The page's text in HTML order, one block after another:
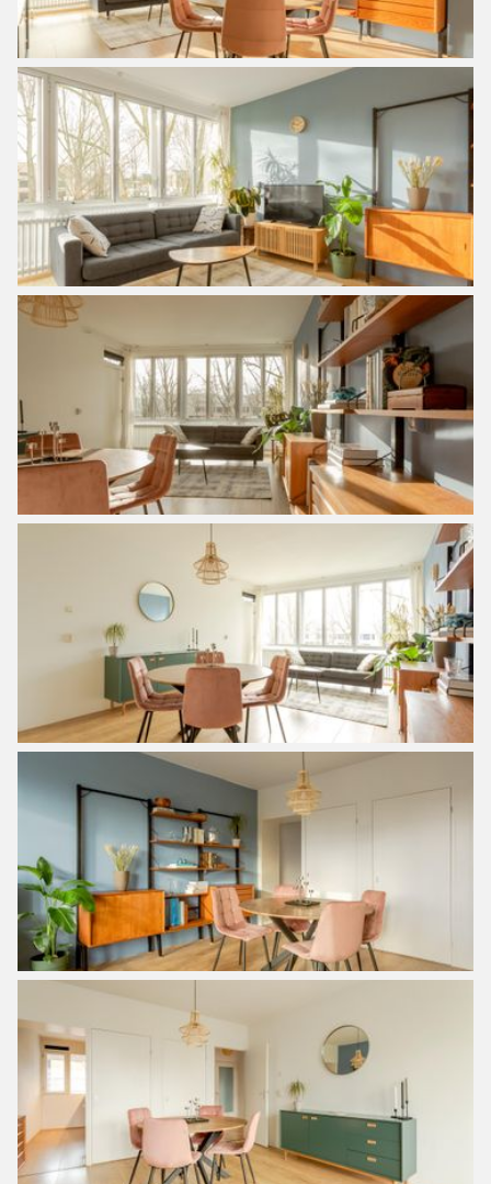
– Bijdrage VvE is momenteel €141,39
– Erfpacht eeuwigdurend afgekocht (er hoeft nooit meer
erfpacht betaald te worden)
– Oplevering in overleg
*****
Living in a fantastic apartment with an unobstructed view
of greenery and the water, which has a practical layout and
is neatly finished, is possible in this fine 3-room apartment
of approximately 70 m² in Amsterdam Noord. Located in
the recently renovated ‘Plan van Gool’ on the perfect spot
between greenery. Near the North-South line. It is an
apartment with a spacious and sunny living room with
modern semi-open kitchen (from 2021), good-sized
bedrooms and a nice balcony which is located on the
southwest. The apartment is located on leasehold, but this
has been bought off FOREVER! Thanks to the North-South
line you can be in the heart of Amsterdam in no time (10
minutes), but also the free nature such as the Noorderpark
or the picturesque villages are around the corner, an ideal
location in relation to many different facilities.
Layout:
Ground Floor/Entrance
There is a communal entrance on the ground floor, where
the third floor can be reached by elevator or stairs. From
the gallery on the third floor you have access to the
stairwell that you share with two other houses.
Entering the hall, through the hall you come to the spacious
living room which has a large front with lots of glass,
making the living room very light and has a beautiful
unobstructed view over the water and greenery. Through
the living room you have access to the balcony, which is
located on the southwest. The semi-open kitchen has a
modern finish and has a dishwasher, combi oven, induction
hob, built-in extractor and a fridge and freezer. The two
bedrooms are both a good size, lots of light and access to
the balcony. The bathroom has a walk-in shower, sink and
washer / dryer connection. The bathroom, separate toilet
and storage cupboard can be reached from the hall.
Next to your own front door is a private storage room with
lots of storage space where a bicycle can be parked.